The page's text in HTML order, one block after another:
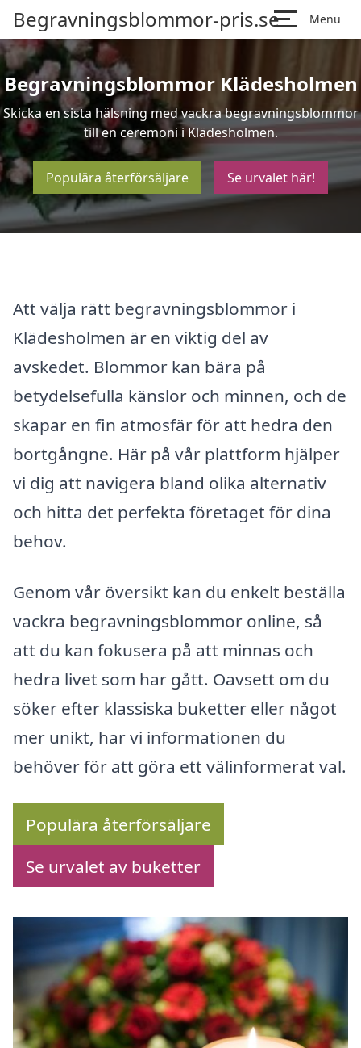
Begravningsblommor-pris.se Menu
Begravningsblommor Klädesholmen
Skicka en sista hälsning med vackra begravningsblommor
till en ceremoni i Klädesholmen.
Populära återförsäljare Se urvalet här!
Att välja rätt begravningsblommor i
Klädesholmen är en viktig del av
avskedet. Blommor kan bära på
betydelsefulla känslor och minnen, och de
skapar en fin atmosfär för att hedra den
bortgångne. Här på vår plattform hjälper
vi dig att navigera bland olika alternativ
och hitta det perfekta företaget för dina
behov.
Genom vår översikt kan du enkelt beställa
vackra begravningsblommor online, så
att du kan fokusera på att minnas och
hedra livet som har gått. Oavsett om du
söker efter klassiska buketter eller något
mer unikt, har vi informationen du
behöver för att göra ett välinformerat val.
Populära återförsäljare
Se urvalet av buketter